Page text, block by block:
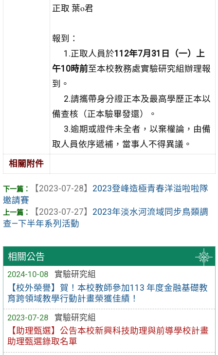
相關公告
2024-10-08
實驗研究組
【校外榮譽】賀！本校教師參加113 年度金融基礎教
育跨領域教學行動計畫榮獲佳績！
2023-07-28
實驗研究組
【助理甄選】公告本校新興科技助理與前導學校計畫
助理甄選錄取名單
正取 葉o君
報到：
1.正取人員於112年7月31日（一）上
午10時前至本校教務處實驗研究組辦理報
到。
2.請攜帶身分證正本及最高學歷正本以
備查核（正本驗畢發還）。
3.逾期或證件未全者，以棄權論，由備
取人員依序遞補，當事人不得異議。
相關附件
【2023-07-28】 2023登峰造極青春洋溢啦啦隊
邀請賽
【2023-07-27】 2023年淡水河流域同步鳥類調
查—下半年系列活動